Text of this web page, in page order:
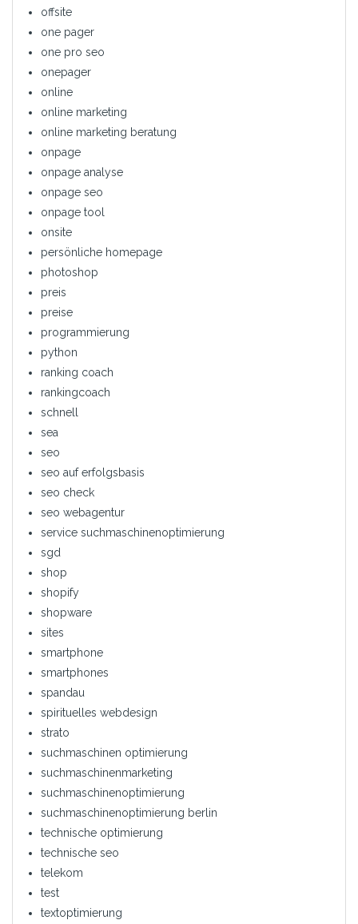
offsite
one pager
one pro seo
onepager
online
online marketing
online marketing beratung
onpage
onpage analyse
onpage seo
onpage tool
onsite
persönliche homepage
photoshop
preis
preise
programmierung
python
ranking coach
rankingcoach
schnell
sea
seo
seo auf erfolgsbasis
seo check
seo webagentur
service suchmaschinenoptimierung
sgd
shop
shopify
shopware
sites
smartphone
smartphones
spandau
spirituelles webdesign
strato
suchmaschinen optimierung
suchmaschinenmarketing
suchmaschinenoptimierung
suchmaschinenoptimierung berlin
technische optimierung
technische seo
telekom
test
textoptimierung